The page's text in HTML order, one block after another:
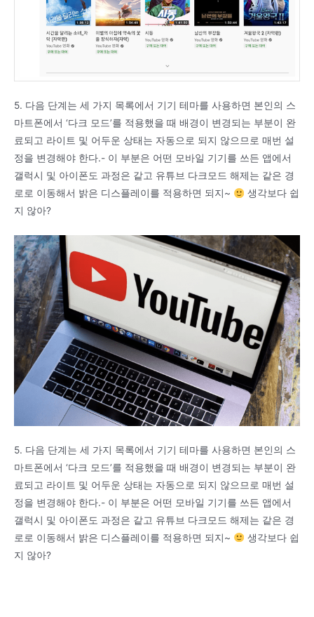
5. 다음 단계는 세 가지 목록에서 기기 테마를 사용하면 본인의 스
마트폰에서 ‘다크 모드’를 적용했을 때 배경이 변경되는 부분이 완
료되고 라이트 및 어두운 상태는 자동으로 되지 않으므로 매번 설
정을 변경해야 한다.- 이 부분은 어떤 모바일 기기를 쓰든 앱에서
갤럭시 및 아이폰도 과정은 같고 유튜브 다크모드 해제는 같은 경
로로 이동해서 밝은 디스플레이를 적용하면 되지~
생각보다 쉽
지 않아?
5. 다음 단계는 세 가지 목록에서 기기 테마를 사용하면 본인의 스
마트폰에서 ‘다크 모드’를 적용했을 때 배경이 변경되는 부분이 완
료되고 라이트 및 어두운 상태는 자동으로 되지 않으므로 매번 설
정을 변경해야 한다.- 이 부분은 어떤 모바일 기기를 쓰든 앱에서
갤럭시 및 아이폰도 과정은 같고 유튜브 다크모드 해제는 같은 경
로로 이동해서 밝은 디스플레이를 적용하면 되지~
생각보다 쉽
지 않아?